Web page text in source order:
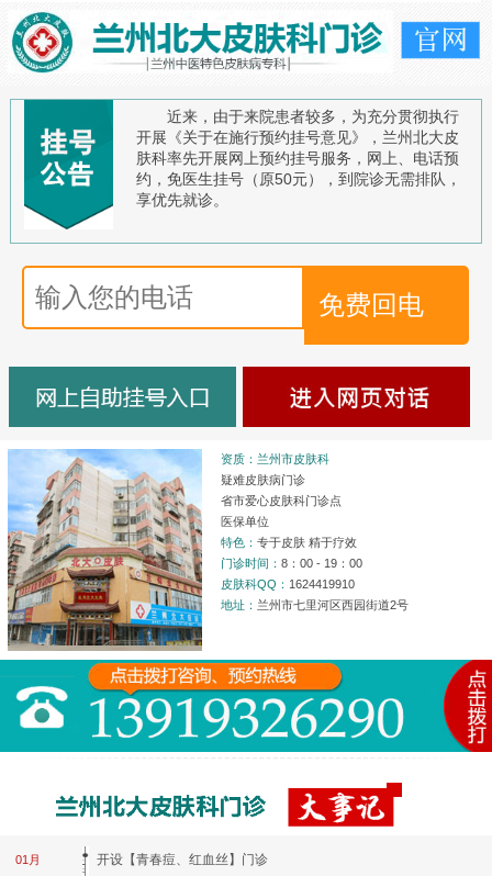
近来，由于来院患者较多，为充分贯彻执行
开展《关于在施行预约挂号意见》，兰州北大皮
肤科率先开展网上预约挂号服务，网上、电话预
约，免医生挂号（原50元），到院诊无需排队，
享优先就诊。
资质：兰州市皮肤科
疑难皮肤病门诊
省市爱心皮肤科门诊点
医保单位
特色：专于皮肤 精于疗效
门诊时间：8：00 - 19：00
皮肤科QQ： 1624419910
地址： 兰州市七里河区西园街道2号
01月
开设【青春痘、红血丝】门诊